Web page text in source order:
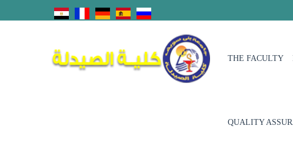
THE FACULTY
QUALITY